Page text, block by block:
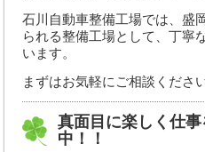
石川自動車整備工場では、盛
られる整備工場として、丁寧
います。
まずはお気軽にご相談ください
真面目に楽しく仕
中！！